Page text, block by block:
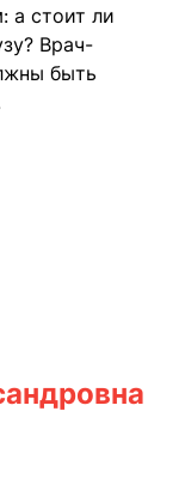
а стоит ли
Врач-
быть